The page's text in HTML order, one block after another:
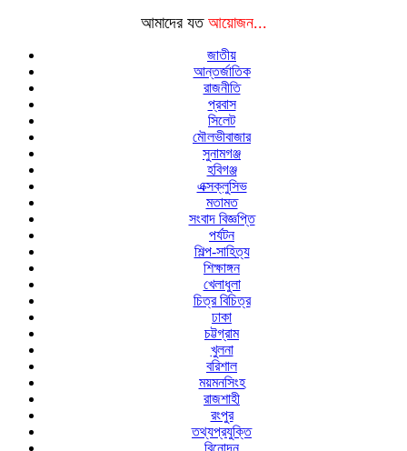
আমাদের যত আয়োজন...
জাতীয়
আন্তর্জাতিক
রাজনীতি
প্রবাস
সিলেট
মৌলভীবাজার
সুনামগঞ্জ
হবিগঞ্জ
এক্সক্লুসিভ
মতামত
সংবাদ বিজ্ঞপ্তি
পর্যটন
শিল্প-সাহিত্য
শিক্ষাঙ্গন
খেলাধুলা
চিত্র বিচিত্র
ঢাকা
চট্টগ্রাম
খুলনা
বরিশাল
ময়মনসিংহ
রাজশাহী
রংপুর
তথ্যপ্রযুক্তি